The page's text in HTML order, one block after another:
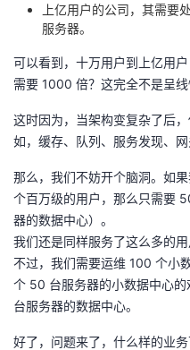
上亿用户的公司，其需要
服务器。
可以看到，十万用户到上亿用
需要 1000 倍？这完全不是呈线
这时因为，当架构变复杂了后
如，缓存、队列、服务发现、网
那么，我们不妨开个脑洞。如
个百万级的用户，那么只需要
器的数据中心）。
我们还是同样服务了这么多的
不过，我们需要运维 100 个小
个 50 台服务器的小数据中心
台服务器的数据中心。
好了，问题来了，什么样的业